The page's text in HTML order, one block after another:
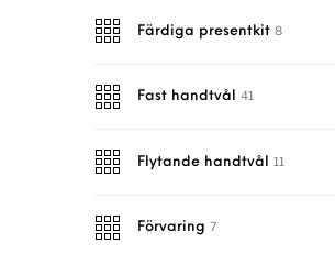
Färdiga presentkit 8
Fast handtvål 41
Flytande handtvål 11
Förvaring 7